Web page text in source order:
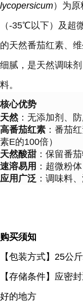
lycopersicum）为
（-35℃以下）及超
的天然番茄红素、
细腻，是天然调味
料。
核心优势
天然：无添加剂、
高番茄红素 ：番茄
素E的100倍）
天然酸甜 ：保留番
速溶易用 ：超微粉
应用广泛 ：调味料
购买须知
【包装方式】 25公
【存储条件】应密
好的地方